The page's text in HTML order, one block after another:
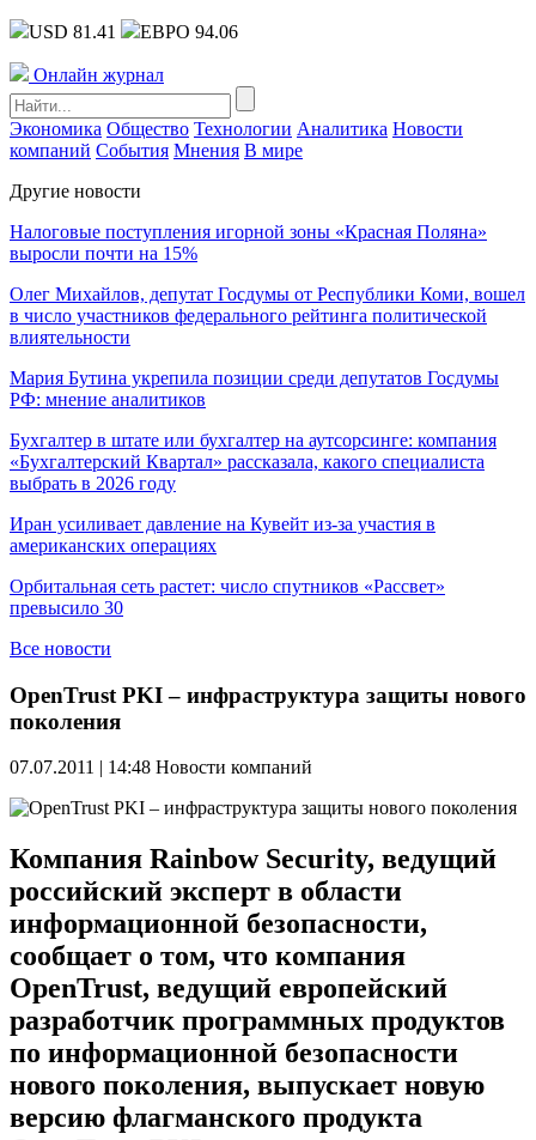
USD 81.41 ЕВРО 94.06
Онлайн журнал
Экономика Общество Технологии Аналитика Новости
компаний События Мнения В мире
Другие новости
Налоговые поступления игорной зоны «Красная Поляна»
выросли почти на 15%
Олег Михайлов, депутат Госдумы от Республики Коми, вошел
в число участников федерального рейтинга политической
влиятельности
Мария Бутина укрепила позиции среди депутатов Госдумы
РФ: мнение аналитиков
Бухгалтер в штате или бухгалтер на аутсорсинге: компания
«Бухгалтерский Квартал» рассказала, какого специалиста
выбрать в 2026 году
Иран усиливает давление на Кувейт из-за участия в
американских операциях
Орбитальная сеть растет: число спутников «Рассвет»
превысило 30
Все новости
OpenTrust PKI – инфраструктура защиты нового
поколения
07.07.2011 | 14:48 Новости компаний
Компания Rainbow Security, ведущий
российский эксперт в области
информационной безопасности,
сообщает о том, что компания
OpenTrust, ведущий европейский
разработчик программных продуктов
по информационной безопасности
нового поколения, выпускает новую
версию флагманского продукта